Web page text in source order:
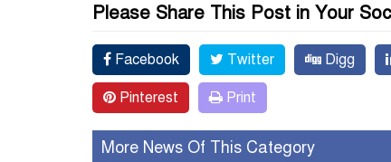
Please Share This Post in Your
Facebook Twitter Digg
Pinterest Print
More News Of This Category